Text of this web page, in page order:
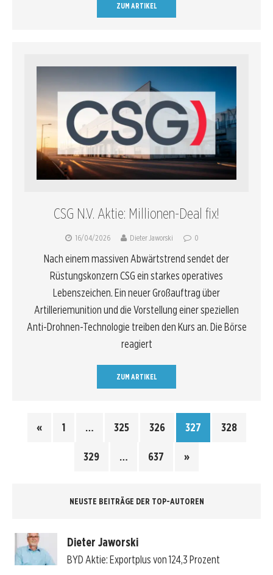
ZUM ARTIKEL
CSG N.V. Aktie: Millionen-Deal fix!
16/04/2026 Dieter Jaworski 0
Nach einem massiven Abwärtstrend sendet der
Rüstungskonzern CSG ein starkes operatives
Lebenszeichen. Ein neuer Großauftrag über
Artilleriemunition und die Vorstellung einer speziellen
Anti-Drohnen-Technologie treiben den Kurs an. Die Börse
reagiert
ZUM ARTIKEL
« 1 … 325 326 327 328
329 … 637 »
NEUSTE BEITRÄGE DER TOP-AUTOREN
Dieter Jaworski
BYD Aktie: Exportplus von 124,3 Prozent